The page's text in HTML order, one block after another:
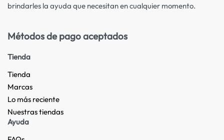
brindarles la ayuda que necesitan en cualquier momento.
Métodos de pago aceptados
Tienda
Tienda
Marcas
Lo más reciente​
Nuestras tiendas​
Ayuda